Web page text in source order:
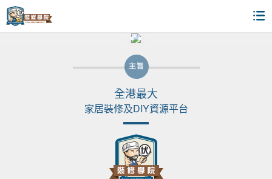
全港最大
家居裝修及DIY資源平台